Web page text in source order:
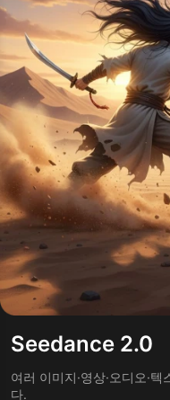
Seedance 2.0
여러 이미지·영상·오디오·
다.